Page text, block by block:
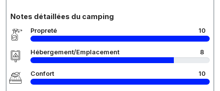
Notes détaillées du camping
Propreté 10
Hébergement/Emplacement 8
Confort 10